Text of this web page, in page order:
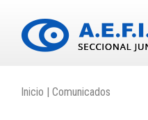
Inicio Comunicados